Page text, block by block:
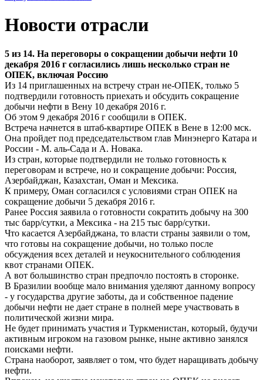
Новости отрасли
5 из 14. На переговоры о сокращении добычи нефти 10
декабря 2016 г согласились лишь несколько стран не
ОПЕК, включая Россию
Из 14 приглашенных на встречу стран не-ОПЕК, только 5
подтвердили готовность приехать и обсудить сокращение
добычи нефти в Вену 10 декабря 2016 г.
Об этом 9 декабря 2016 г сообщили в ОПЕК.
Встреча начнется в штаб-квартире ОПЕК в Вене в 12:00 мск.
Она пройдет под председательством глав Минэнерго Катара и
России - М. аль-Сада и А. Новака.
Из стран, которые подтвердили не только готовность к
переговорам и встрече, но и сокращение добычи: Россия,
Азербайджан, Казахстан, Оман и Мексика.
К примеру, Оман согласился с условиями стран ОПЕК на
сокращение добычи 5 декабря 2016 г.
Ранее Россия заявила о готовности сократить добычу на 300
тыс барр/сутки, а Мексика - на 215 тыс барр/сутки.
Что касается Азербайджана, то власти страны заявили о том,
что готовы на сокращение добычи, но только после
обсуждения всех деталей и неукоснительного соблюдения
квот странами ОПЕК.
А вот большинство стран предпочло постоять в сторонке.
В Бразилии вообще мало внимания уделяют данному вопросу
- у государства другие заботы, да и собственное падение
добычи нефти не дает стране в полней мере участвовать в
политической жизни мира.
Не будет принимать участия и Туркменистан, который, будучи
активным игроком на газовом рынке, ныне активно занялся
поисками нефти.
Страна наоборот, заявляет о том, что будет наращивать добычу
нефти.